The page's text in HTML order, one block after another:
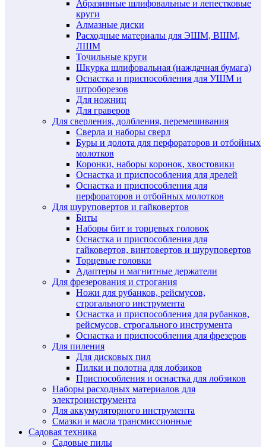
Абразивные шлифовальные и лепестковые
круги
Алмазные диски
Расходные материалы для ЭШМ, ВШМ,
ЛШМ
Точильные круги
Шкурка шлифовальная (наждачная бумага)
Оснастка и приспособления для УШМ и
штроборезов
Для ножниц
Для граверов
Для сверления, долбления, перемешивания
Сверла и наборы сверл
Буры и долота для перфораторов и отбойных
молотков
Коронки, наборы коронок, хвостовики
Оснастка и приспособления для дрелей
Оснастка и приспособления для
перфораторов и отбойных молотков
Для шуруповертов и гайковертов
Биты
Наборы бит и торцевых головок
Оснастка и приспособления для
гайковертов, винтовертов и шуруповертов
Торцевые головки
Адаптеры и магнитные держатели
Для фрезерования и строгания
Ножи для рубанков, рейсмусов,
строгального инструмента
Оснастка и приспособления для рубанков,
рейсмусов, строгального инструмента
Оснастка и приспособления для фрезеров
Для пиления
Для дисковых пил
Пилки и полотна для лобзиков
Приспособления и оснастка для лобзиков
Наборы расходных материалов для
электроинструмента
Для аккумуляторного инструмента
Смазки и масла трансмиссионные
Садовая техника
Садовые пилы